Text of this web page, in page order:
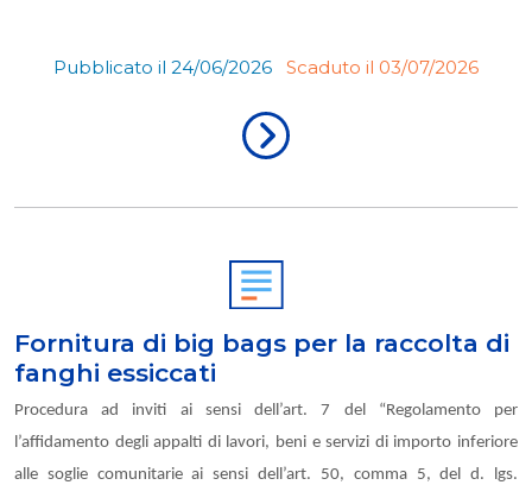
Pubblicato il 24/06/2026 Scaduto il 03/07/2026
Fornitura di big bags per la raccolta di
fanghi essiccati
Procedura ad inviti ai sensi dell’art. 7 del “Regolamento per
l’affidamento degli appalti di lavori, beni e servizi di importo inferiore
alle soglie comunitarie ai sensi dell’art. 50, comma 5, del d. lgs.